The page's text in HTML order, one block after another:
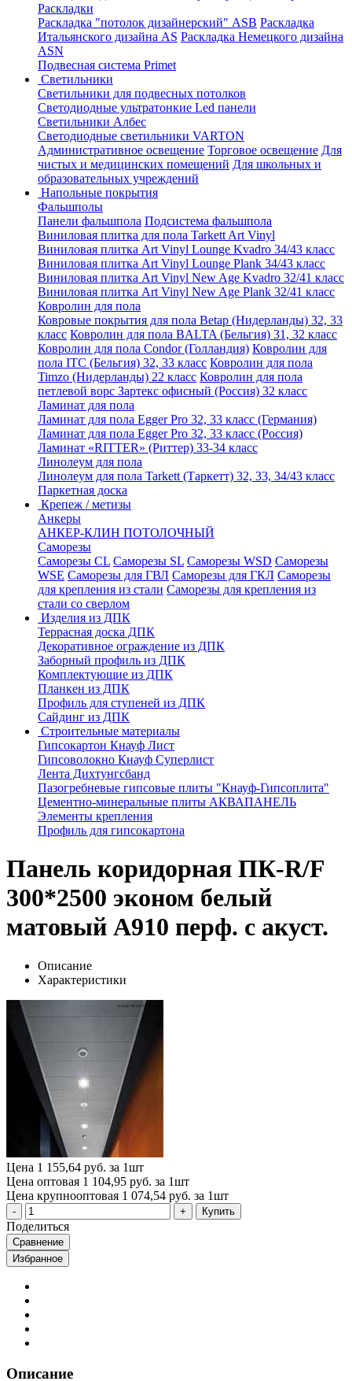
Раскладки
Раскладка "потолок дизайнерский" ASB Раскладка
Итальянского дизайна AS Раскладка Немецкого дизайна
АSN
Подвесная система Primet
Светильники
Светильники для подвесных потолков
Светодиодные ультратонкие Led панели
Светильники Албес
Светодиодные светильники VARTON
Административное освещение Торговое освещение Для
чистых и медицинских помещений Для школьных и
образовательных учреждений
Напольные покрытия
Фальшполы
Панели фальшпола Подсистема фальшпола
Виниловая плитка для пола Tarkett Art Vinyl
Виниловая плитка Art Vinyl Lounge Kvadro 34/43 класс
Виниловая плитка Art Vinyl Lounge Plank 34/43 класс
Виниловая плитка Art Vinyl New Age Kvadro 32/41 класс
Виниловая плитка Art Vinyl New Age Plank 32/41 класс
Ковролин для пола
Ковровые покрытия для пола Betap (Нидерланды) 32, 33
класс Ковролин для пола BALTA (Бельгия) 31, 32 класс
Ковролин для пола Condor (Голландия) Ковролин для
пола ITC (Бельгия) 32, 33 класс Ковролин для пола
Timzo (Нидерланды) 22 класс Ковролин для пола
петлевой ворс Зартекс офисный (Россия) 32 класс
Ламинат для пола
Ламинат для пола Egger Pro 32, 33 класс (Германия)
Ламинат для пола Egger Pro 32, 33 класс (Россия)
Ламинат «RITTER» (Риттер) 33-34 класс
Линолеум для пола
Линолеум для пола Tarkett (Таркетт) 32, 33, 34/43 класс
Паркетная доска
Крепеж / метизы
Анкеры
АНКЕР-КЛИН ПОТОЛОЧНЫЙ
Саморезы
Саморезы CL Саморезы SL Саморезы WSD Саморезы
WSE Саморезы для ГВЛ Саморезы для ГКЛ Саморезы
для крепления из стали Саморезы для крепления из
стали со сверлом
Изделия из ДПК
Террасная доска ДПК
Декоративное ограждение из ДПК
Заборный профиль из ДПК
Комплектующие из ДПК
Планкен из ДПК
Профиль для ступеней из ДПК
Сайдинг из ДПК
Строительные материалы
Гипсокартон Кнауф Лист
Гипсоволокно Кнауф Суперлист
Лента Дихтунгсбанд
Пазогребневые гипсовые плиты "Кнауф-Гипсоплита"
Цементно-минеральные плиты АКВАПАНЕЛЬ
Элементы крепления
Профиль для гипсокартона
Панель коридорная ПК-R/F
300*2500 эконом белый
матовый А910 перф. с акуст.
Описание
Характеристики
Цена 1 155,64 руб. за 1шт
Цена оптовая 1 104,95 руб. за 1шт
Цена крупнооптовая 1 074,54 руб. за 1шт
Купить
Поделиться
Сравнение
Избранное
Описание